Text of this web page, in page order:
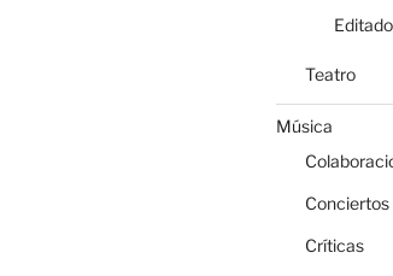
Teatro
Música
Conciertos
Críticas